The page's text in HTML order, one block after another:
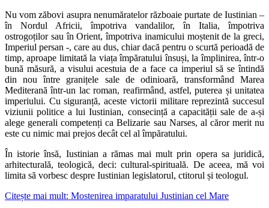
Nu vom zăbovi asupra nenumăratelor războaie purtate de Iustinian –
în Nordul Africii, împotriva vandalilor, în Italia, împotriva
ostrogoților sau în Orient, împotriva inamicului moștenit de la greci,
Imperiul persan -, care au dus, chiar dacă pentru o scurtă perioadă de
timp, aproape limitată la viața împăratului însuși, la împlinirea, într-o
bună măsură, a visului acestuia de a face ca imperiul să se întindă
din nou între granițele sale de odinioară, transformând Marea
Mediterană într-un lac roman, reafirmând, astfel, puterea și unitatea
imperiului. Cu siguranță, aceste victorii militare reprezintă succesul
viziunii politice a lui Iustinian, consecință a capacității sale de a-și
alege generali competenți ca Belizarie sau Narses, al căror merit nu
este cu nimic mai prejos decât cel al împăratului.
În istorie însă, Iustinian a rămas mai mult prin opera sa juridică,
arhitecturală, teologică, deci: cultural-spirituală. De aceea, mă voi
limita să vorbesc despre Iustinian legislatorul, ctitorul și teologul.
Citește mai mult: Mostenirea imparatului Justinian cel Mare